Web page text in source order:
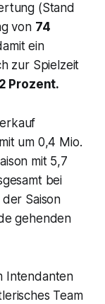
(Stand
von 74
ein
zur Spielzeit
Prozent.
um 0,4 Mio.
mit 5,7
bei
Saison
gehenden
Intendanten
Team